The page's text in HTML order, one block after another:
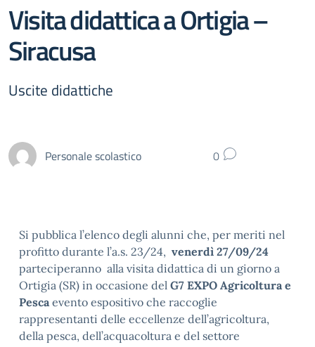
Visita didattica a Ortigia –
Siracusa
Uscite didattiche
Personale scolastico 0
Si pubblica l’elenco degli alunni che, per meriti nel
profitto durante l’a.s. 23/24, venerdì 27/09/24
parteciperanno alla visita didattica di un giorno a
Ortigia (SR) in occasione del G7 EXPO Agricoltura e
Pescaevento espositivo che raccoglie
rappresentanti delle eccellenze dell’agricoltura,
della pesca, dell’acquacoltura e del settore